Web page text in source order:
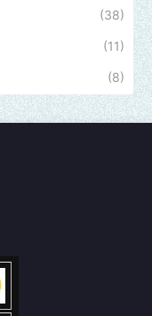
(38)
(11)
(8)